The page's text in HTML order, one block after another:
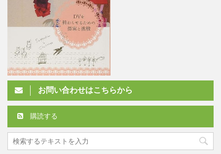
お問い合わせはこちらから
購読する